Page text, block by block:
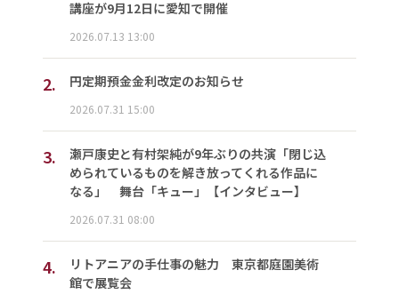
講座が9月12日に愛知で開催
2026.07.13 13:00
2. 円定期預金金利改定のお知らせ
2026.07.31 15:00
3.
瀬戸康史と有村架純が9年ぶりの共演「閉じ込
められているものを解き放ってくれる作品に
なる」 舞台「キュー」【インタビュー】
2026.07.31 08:00
4.
リトアニアの手仕事の魅力 東京都庭園美術
館で展覧会